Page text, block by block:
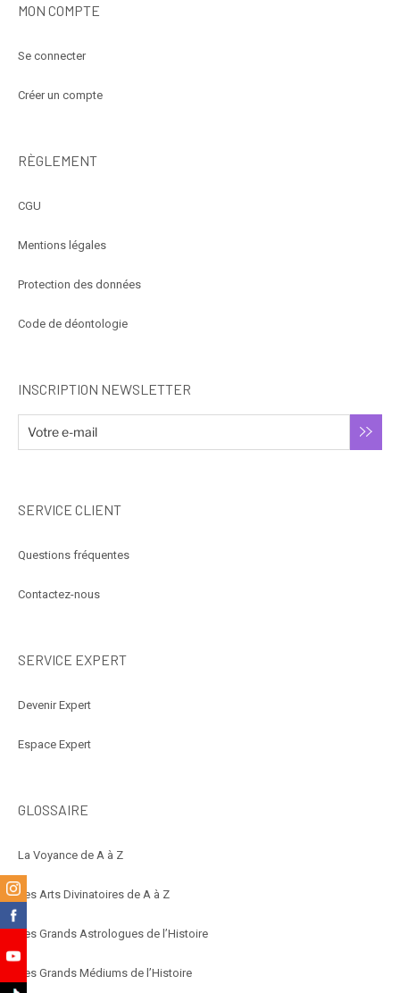
MON COMPTE
Se connecter
Créer un compte
RÈGLEMENT
CGU
Mentions légales
Protection des données
Code de déontologie
INSCRIPTION NEWSLETTER
SERVICE CLIENT
Questions fréquentes
Contactez-nous
SERVICE EXPERT
Devenir Expert
Espace Expert
GLOSSAIRE
La Voyance de A à Z
Les Arts Divinatoires de A à Z
Les Grands Astrologues de l’Histoire
Les Grands Médiums de l’Histoire